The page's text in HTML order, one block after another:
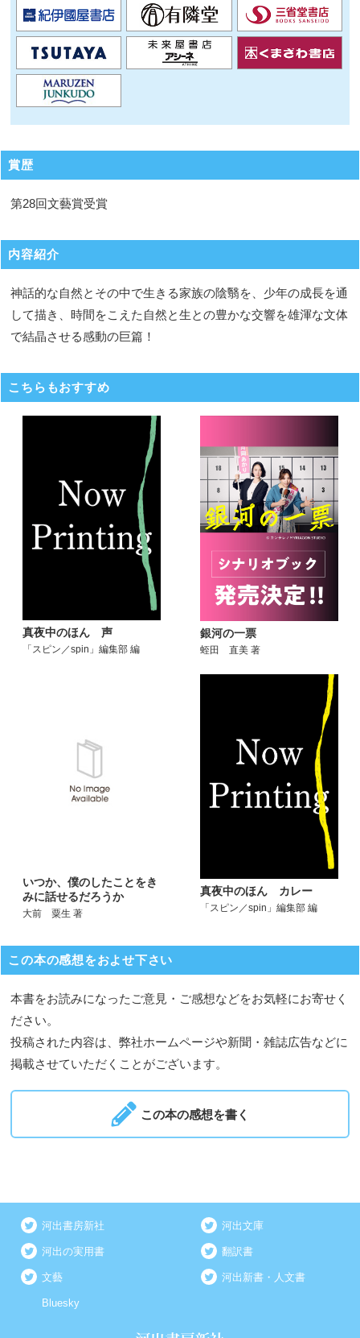
賞歴
第28回文藝賞受賞
内容紹介
神話的な自然とその中で生きる家族の陰翳を、少年の成長を通
して描き、時間をこえた自然と生との豊かな交響を雄渾な文体
で結晶させる感動の巨篇！
こちらもおすすめ
真夜中のほん 声
「スピン／spin」編集部 編
銀河の一票
蛭田 直美 著
いつか、僕のしたことをき
みに話せるだろうか
大前 粟生 著
真夜中のほん カレー
「スピン／spin」編集部 編
この本の感想をおよせ下さい
本書をお読みになったご意見・ご感想などをお気軽にお寄せく
ださい。
投稿された内容は、弊社ホームページや新聞・雑誌広告などに
掲載させていただくことがございます。
この本の感想を書く
河出書房新社 河出文庫
河出の実用書 翻訳書
文藝 河出新書・人文書
Bluesky